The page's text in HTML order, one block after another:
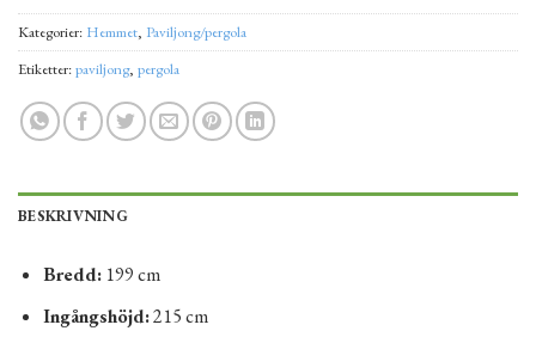
Kategorier: Hemmet, Paviljong/pergola
Etiketter:paviljong, pergola
BESKRIVNING
Bredd:199 cm
Ingångshöjd:215 cm